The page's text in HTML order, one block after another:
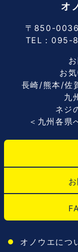
オ
〒850-
TEL： 095-
お
長崎/熊本/佐
九
ネジ
＜九州各県
オノウエにつ